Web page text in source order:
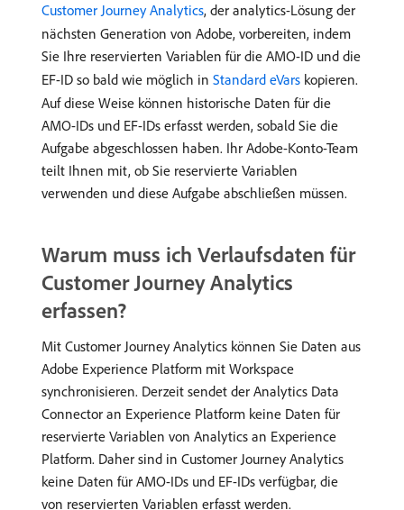
Customer Journey Analytics, der analytics-Lösung der
nächsten Generation von Adobe, vorbereiten, indem
Sie Ihre reservierten Variablen für die AMO-ID und die
EF-ID so bald wie möglich in Standard eVars kopieren.
Auf diese Weise können historische Daten für die
AMO-IDs und EF-IDs erfasst werden, sobald Sie die
Aufgabe abgeschlossen haben. Ihr Adobe-Konto-Team
teilt Ihnen mit, ob Sie reservierte Variablen
verwenden und diese Aufgabe abschließen müssen.
Warum muss ich Verlaufsdaten für
Customer Journey Analytics
erfassen?
Mit Customer Journey Analytics können Sie Daten aus
Adobe Experience Platform mit Workspace
synchronisieren. Derzeit sendet der Analytics Data
Connector an Experience Platform keine Daten für
reservierte Variablen von Analytics an Experience
Platform. Daher sind in Customer Journey Analytics
keine Daten für AMO-IDs und EF-IDs verfügbar, die
von reservierten Variablen erfasst werden.